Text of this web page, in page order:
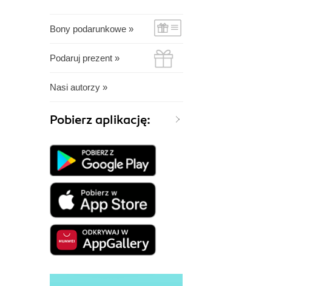
Bony podarunkowe »
Podaruj prezent »
Nasi autorzy »
Pobierz aplikację: